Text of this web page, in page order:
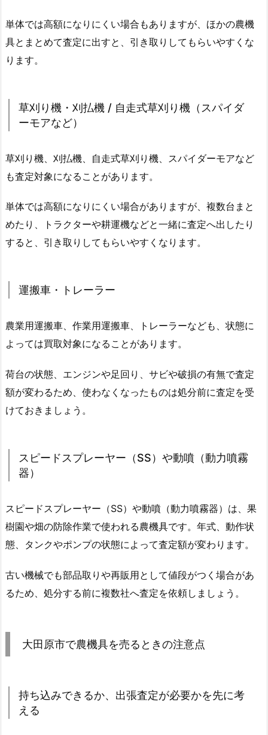
単体では高額になりにくい場合もありますが、ほかの農機
具とまとめて査定に出すと、引き取りしてもらいやすくな
ります。
草刈り機・刈払機 / 自走式草刈り機（スパイダ
ーモアなど）
草刈り機、刈払機、自走式草刈り機、スパイダーモアなど
も査定対象になることがあります。
単体では高額になりにくい場合がありますが、複数台まと
めたり、トラクターや耕運機などと一緒に査定へ出したり
すると、引き取りしてもらいやすくなります。
運搬車・トレーラー
農業用運搬車、作業用運搬車、トレーラーなども、状態に
よっては買取対象になることがあります。
荷台の状態、エンジンや足回り、サビや破損の有無で査定
額が変わるため、使わなくなったものは処分前に査定を受
けておきましょう。
スピードスプレーヤー（SS）や動噴（動力噴霧
器）
スピードスプレーヤー（SS）や動噴（動力噴霧器）は、果
樹園や畑の防除作業で使われる農機具です。年式、動作状
態、タンクやポンプの状態によって査定額が変わります。
古い機械でも部品取りや再販用として値段がつく場合があ
るため、処分する前に複数社へ査定を依頼しましょう。
大田原市で農機具を売るときの注意点
持ち込みできるか、出張査定が必要かを先に考
える